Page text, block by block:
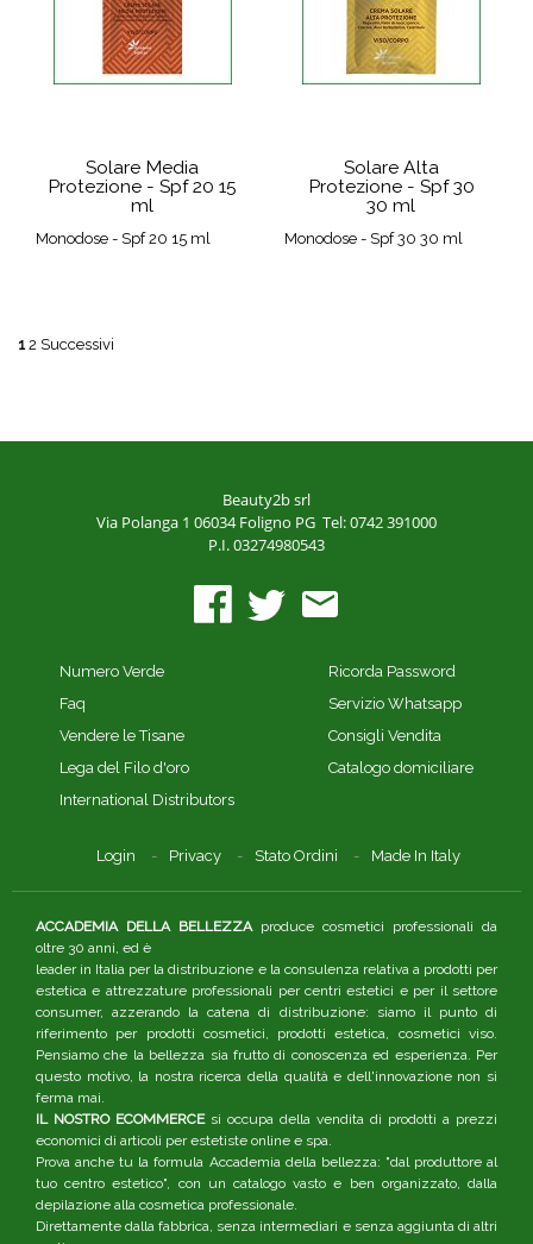
Solare Media
Protezione - Spf 20 15
ml
Monodose - Spf 20 15 ml
Solare Alta
Protezione - Spf 30
30 ml
Monodose - Spf 30 30 ml
1 2 Successivi
Beauty2b srl
Via Polanga 1 06034 Foligno PG Tel: 0742 391000
P.I. 03274980543
Numero Verde
Faq
Vendere le Tisane
Lega del Filo d'oro
International Distributors
Ricorda Password
Servizio Whatsapp
Consigli Vendita
Catalogo domiciliare
Login Privacy Stato Ordini Made In Italy
ACCADEMIA DELLA BELLEZZA produce cosmetici professionali da
oltre 30 anni, ed è
leader in Italia per la distribuzione e la consulenza relativa a prodotti per
estetica e attrezzature professionali per centri estetici e per il settore
consumer, azzerando la catena di distribuzione: siamo il punto di
riferimento per prodotti cosmetici, prodotti estetica, cosmetici viso.
Pensiamo che la bellezza sia frutto di conoscenza ed esperienza. Per
questo motivo, la nostra ricerca della qualità e dell'innovazione non si
ferma mai.
IL NOSTRO ECOMMERCEsi occupa della vendita di prodotti a prezzi
economici di articoli per estetiste online e spa.
Prova anche tu la formula Accademia della bellezza: "dal produttore al
tuo centro estetico", con un catalogo vasto e ben organizzato, dalla
depilazione alla cosmetica professionale.
Direttamente dalla fabbrica, senza intermediari e senza aggiunta di altri